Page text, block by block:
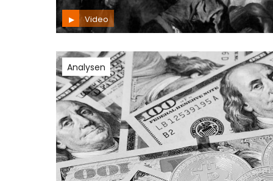
Video
Analysen